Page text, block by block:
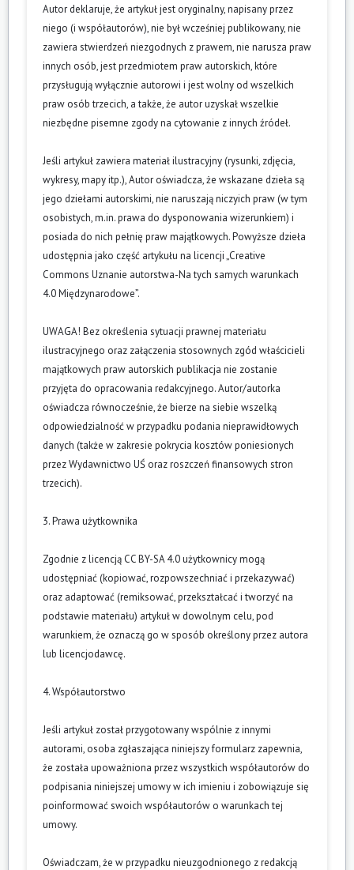
Autor deklaruje, że artykuł jest oryginalny, napisany przez
niego (i współautorów), nie był wcześniej publikowany, nie
zawiera stwierdzeń niezgodnych z prawem, nie narusza praw
innych osób, jest przedmiotem praw autorskich, które
przysługują wyłącznie autorowi i jest wolny od wszelkich
praw osób trzecich, a także, że autor uzyskał wszelkie
niezbędne pisemne zgody na cytowanie z innych źródeł.
Jeśli artykuł zawiera materiał ilustracyjny (rysunki, zdjęcia,
wykresy, mapy itp.), Autor oświadcza, że wskazane dzieła są
jego dziełami autorskimi, nie naruszają niczyich praw (w tym
osobistych, m.in. prawa do dysponowania wizerunkiem) i
posiada do nich pełnię praw majątkowych. Powyższe dzieła
udostępnia jako część artykułu na licencji „Creative
Commons Uznanie autorstwa-Na tych samych warunkach
4.0 Międzynarodowe”.
UWAGA! Bez określenia sytuacji prawnej materiału
ilustracyjnego oraz załączenia stosownych zgód właścicieli
majątkowych praw autorskich publikacja nie zostanie
przyjęta do opracowania redakcyjnego. Autor/autorka
oświadcza równocześnie, że bierze na siebie wszelką
odpowiedzialność w przypadku podania nieprawidłowych
danych (także w zakresie pokrycia kosztów poniesionych
przez Wydawnictwo UŚ oraz roszczeń finansowych stron
trzecich).
3. Prawa użytkownika
Zgodnie z licencją CC BY-SA 4.0 użytkownicy mogą
udostępniać (kopiować, rozpowszechniać i przekazywać)
oraz adaptować (remiksować, przekształcać i tworzyć na
podstawie materiału) artykuł w dowolnym celu, pod
warunkiem, że oznaczą go w sposób określony przez autora
lub licencjodawcę.
4. Współautorstwo
Jeśli artykuł został przygotowany wspólnie z innymi
autorami, osoba zgłaszająca niniejszy formularz zapewnia,
że została upoważniona przez wszystkich współautorów do
podpisania niniejszej umowy w ich imieniu i zobowiązuje się
poinformować swoich współautorów o warunkach tej
umowy.
Oświadczam, że w przypadku nieuzgodnionego z redakcją